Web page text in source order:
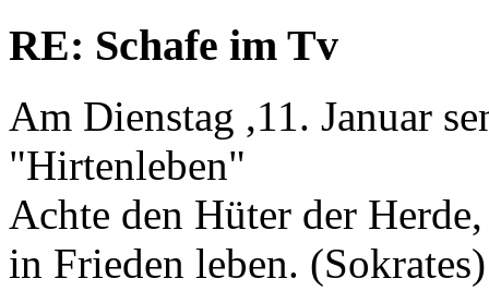
RE: Schafe im Tv
Am Dienstag ,11. Januar
"Hirtenleben"
Achte den Hüter der
in Frieden leben. (Sokrates)